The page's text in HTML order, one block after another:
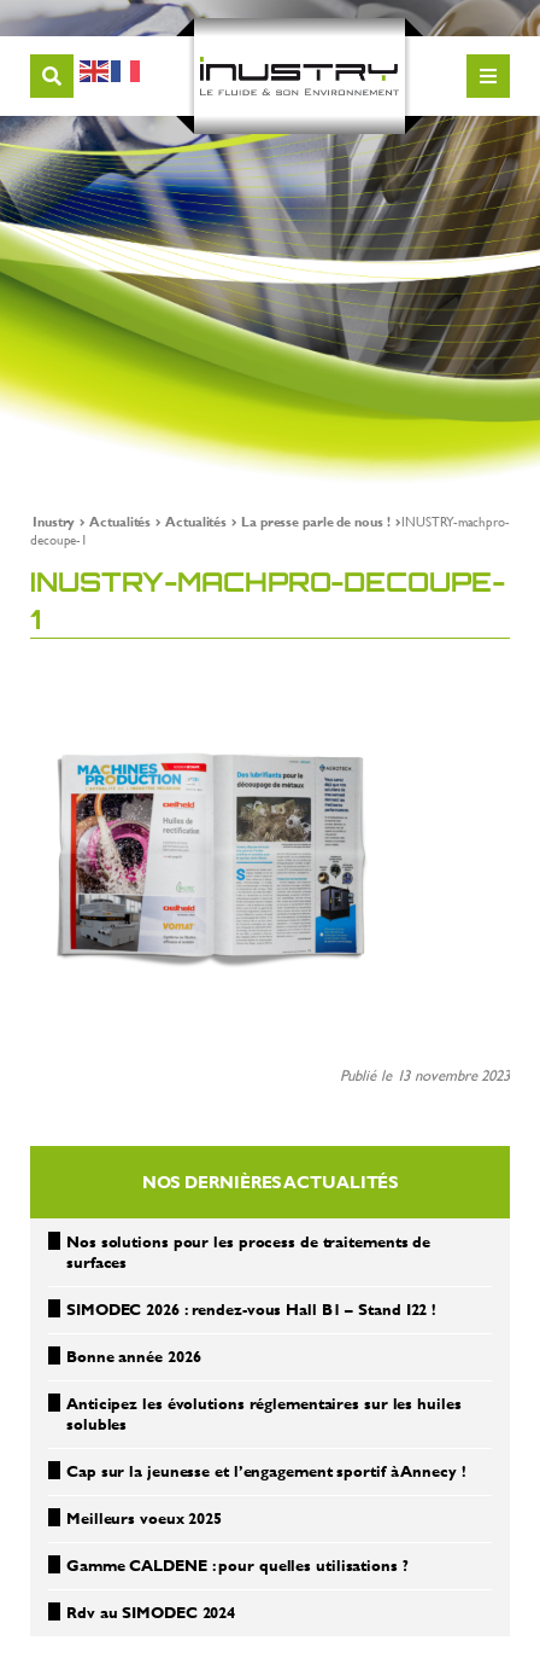
Inustry Actualités Actualités La presse parle de nous !
INUSTRY-machpro-
decoupe-1
INUSTRY-MACHPRO-DECOUPE-
1
Publié le 13 novembre 2023
NOS DERNIÈRES ACTUALITÉS
Nos solutions pour les process de traitements de
surfaces
SIMODEC 2026 : rendez-vous Hall B1 – Stand I22 !
Bonne année 2026
Anticipez les évolutions réglementaires sur les huiles
solubles
Cap sur la jeunesse et l’engagement sportif à Annecy !
Meilleurs voeux 2025
Gamme CALDENE : pour quelles utilisations ?
Rdv au SIMODEC 2024